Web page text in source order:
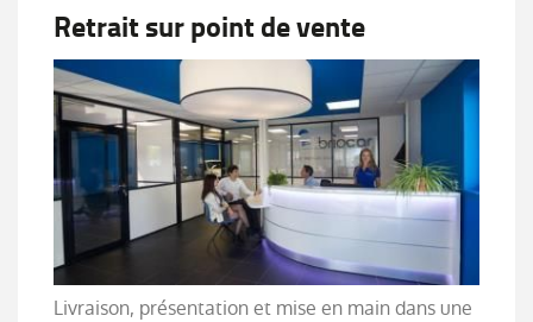
Retrait sur point de vente
Livraison, présentation et mise en main dans une